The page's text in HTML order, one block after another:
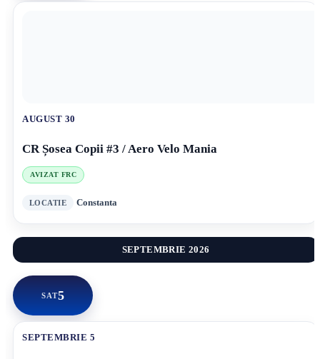
AUGUST 30
CR Șosea Copii #3 / Aero Velo Mania
AVIZAT FRC
Constanta
SEPTEMBRIE 2026
SAT5
SEPTEMBRIE 5